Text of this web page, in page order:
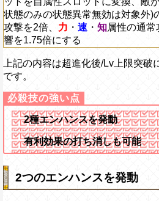
状態のみの状態異常無効は対象外)
攻撃を2倍、 力 ・ 速 ・ 知属性の通
響を1.75倍にする
上記の内容は超進化後/Lv上限突
です。
2種エンハンスを発動
有利効果の打ち消しも可能
2つのエンハンスを発動